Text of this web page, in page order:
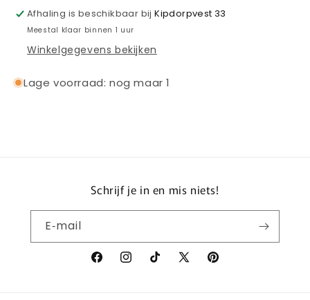
Afhaling is beschikbaar bijKipdorpvest 33
Meestal klaar binnen 1 uur
Winkelgegevens bekijken
Lage voorraad: nog maar 1
Schrijf je in en mis niets!
E‑mail
FacebookInstagramTikTokX
Pinterest